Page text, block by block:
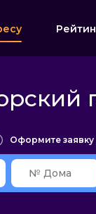
Оформите заявку